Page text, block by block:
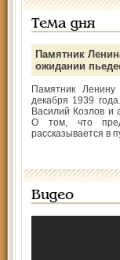
Тема дня
Памятник
ожидании
Памятник
декабря 1939
Василий Козлов и
О том, что
рассказывается в
Видео